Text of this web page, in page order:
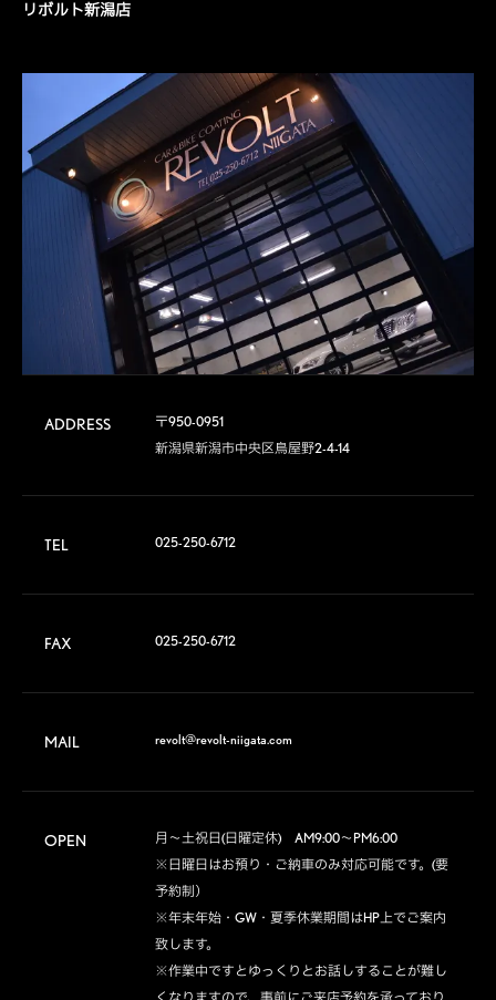
リボルト新潟店
ADDRESS
〒950-0951
新潟県新潟市中央区鳥屋野2-4-14
TEL 025-250-6712
FAX 025-250-6712
MAIL revolt@revolt-niigata.com
OPEN
月～土祝日(日曜定休)　AM9:00～PM6:00
※日曜日はお預り・ご納車のみ対応可能です。(要
予約制）
※年末年始・GW・夏季休業期間はHP上でご案内
致します。
※作業中ですとゆっくりとお話しすることが難し